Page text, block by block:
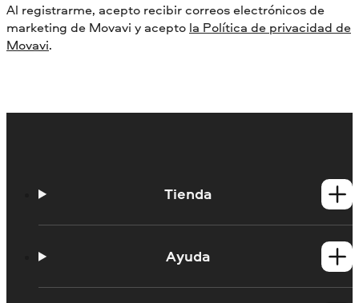
Al registrarme, acepto recibir correos electrónicos de
marketing de Movavi y acepto la Política de privacidad de
Movavi.
Tienda
Productos para MacAyuda